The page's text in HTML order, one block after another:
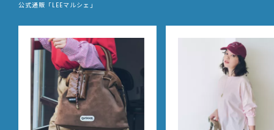
公式通販「LEEマルシェ」